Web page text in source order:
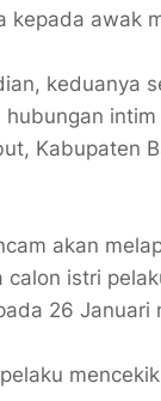
kepada awak
keduanya
hubungan
Kabupaten
akan
calon istri
26 Januari